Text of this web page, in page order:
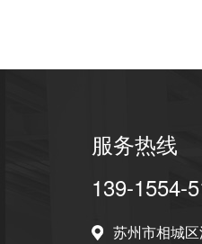
服务热线
139-1554-
苏州市相城